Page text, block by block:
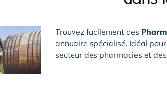
Trouvez facilement des
annuaire spécialisé. Idéal
secteur des pharmacies et